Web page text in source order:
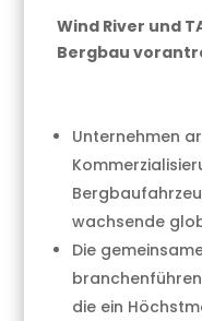
Wind River und
Bergbau
Unternehmen
wachsende
Die
die ein